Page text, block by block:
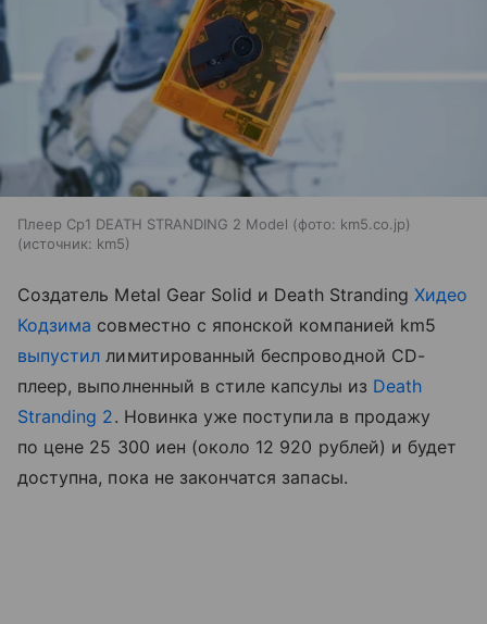
Плеер Cp1 DEATH STRANDING 2 Model (фото: km5.co.jp)
источник: km5
Создатель Metal Gear Solid и Death StrandingХидео
Кодзима совместно с японской компанией km5
выпустил лимитированный беспроводной CD-
плеер, выполненный в стиле капсулы из Death
Stranding 2. Новинка уже поступила в продажу
по цене 25 300 иен (около 12 920 рублей) и будет
доступна, пока не закончатся запасы.